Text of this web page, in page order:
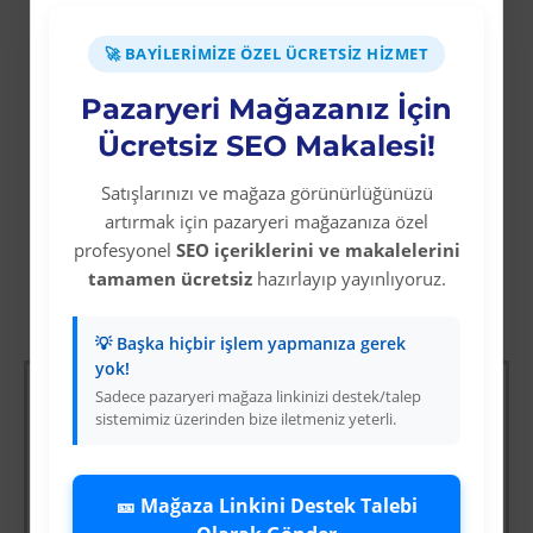
🚀 BAYILERIMIZE ÖZEL ÜCRETSIZ HIZMET
Pazaryeri Mağazanız İçin
Ücretsiz SEO Makalesi!
Satışlarınızı ve mağaza görünürlüğünüzü
artırmak için pazaryeri mağazanıza özel
profesyonel SEO içeriklerini ve makalelerini
tamamen ücretsizhazırlayıp yayınlıyoruz.
💡 Başka hiçbir işlem yapmanıza gerek
yok!
Sadece pazaryeri mağaza linkinizi destek/talep
sistemimiz üzerinden bize iletmeniz yeterli.
🎫 Mağaza Linkini Destek Talebi
**** 25 kg ile 125-250 m2 alan
macunlanabilir